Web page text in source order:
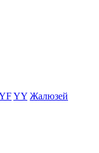
YY Жалюзей